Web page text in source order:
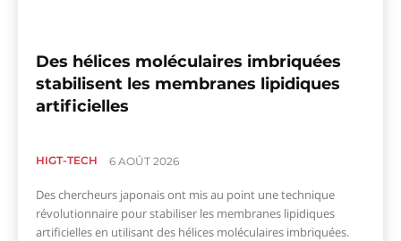
Des hélices moléculaires imbriquées
stabilisent les membranes lipidiques
artificielles
HIGT-TECH 6 AOÛT 2026
Des chercheurs japonais ont mis au point une technique
révolutionnaire pour stabiliser les membranes lipidiques
artificielles en utilisant des hélices moléculaires imbriquées.